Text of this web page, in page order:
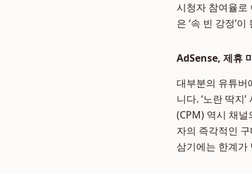
시청자 참여율로
은 ‘속 빈 강정’
AdSense, 제휴
대부분의 유튜버
니다. ‘노란 딱지
(CPM) 역시 채
자의 즉각적인
삼기에는 한계가